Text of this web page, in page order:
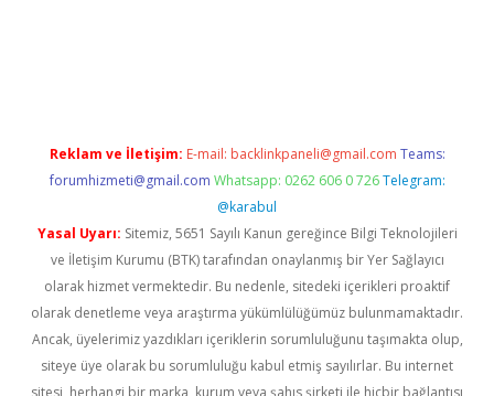
Reklam ve İletişim: E-mail: backlinkpaneli@gmail.com Teams:
forumhizmeti@gmail.com Whatsapp: 0262 606 0 726 Telegram:
@karabul
Yasal Uyarı: Sitemiz, 5651 Sayılı Kanun gereğince Bilgi Teknolojileri
ve İletişim Kurumu (BTK) tarafından onaylanmış bir Yer Sağlayıcı
olarak hizmet vermektedir. Bu nedenle, sitedeki içerikleri proaktif
olarak denetleme veya araştırma yükümlülüğümüz bulunmamaktadır.
Ancak, üyelerimiz yazdıkları içeriklerin sorumluluğunu taşımakta olup,
siteye üye olarak bu sorumluluğu kabul etmiş sayılırlar. Bu internet
sitesi, herhangi bir marka, kurum veya şahıs şirketi ile hiçbir bağlantısı